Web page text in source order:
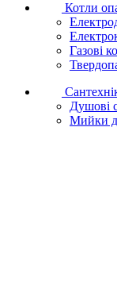
Котли
Газові
Душові
Мийки